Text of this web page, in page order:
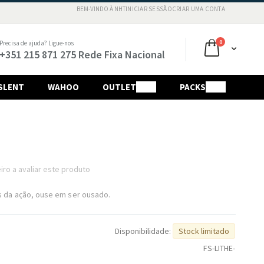
BEM-VINDO À NHTINICIAR SESSÃOCRIAR UMA CONTA
O Meu
0artigos
Precisa de ajuda? Ligue-nos
+351 215 871 275 Rede Fixa Nacional
WAHOO OUTLET PACKS
a avaliar este produto
ação, ouse em ser ousado.
Disponibilidade:
Stock limitado
FS-LITHE-